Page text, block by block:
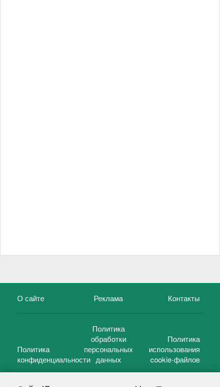
О сайте Реклама Контакты
Политика
конфиденциальности
Политика
обработки
персональных
данных
Политика
использования
cookie-файлов